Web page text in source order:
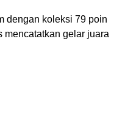
dengan koleksi 79 poin
mencatatkan gelar juara